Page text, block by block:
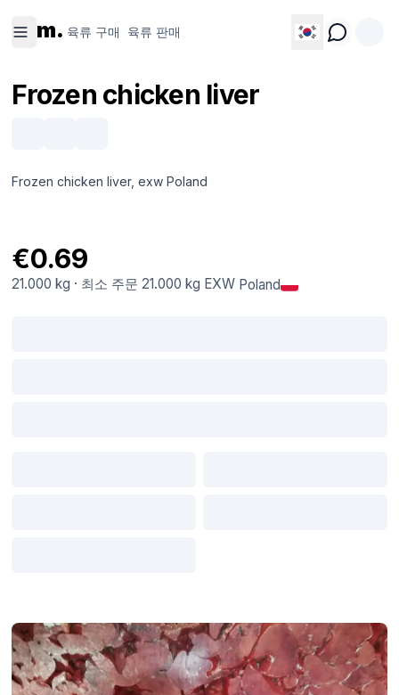
m. 육류 구매 육류 판매
매
매
Frozen chicken liver
Frozen chicken liver, exw Poland
€0.69
21.000 kg · 최소 주문 21.000 kg EXW Poland